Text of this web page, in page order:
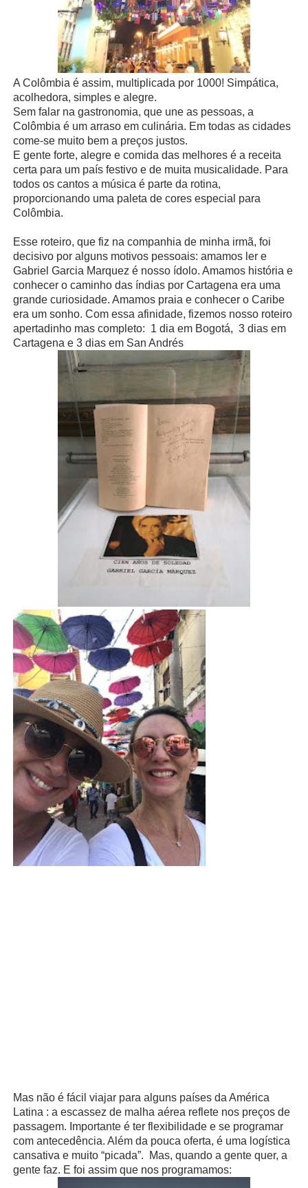
A Colômbia é assim, multiplicada por 1000! Simpática,
acolhedora, simples e alegre.
Sem falar na gastronomia, que une as pessoas, a
Colômbia é um arraso em culinária. Em todas as cidades
come-se muito bem a preços justos.
E gente forte, alegre e comida das melhores é a receita
certa para um país festivo e de muita musicalidade. Para
todos os cantos a música é parte da rotina,
proporcionando uma paleta de cores especial para
Colômbia.
Esse roteiro, que fiz na companhia de minha irmã, foi
decisivo por alguns motivos pessoais: amamos ler e
Gabriel Garcia Marquez é nosso ídolo. Amamos história e
conhecer o caminho das índias por Cartagena era uma
grande curiosidade. Amamos praia e conhecer o Caribe
era um sonho. Com essa afinidade, fizemos nosso roteiro
apertadinho mas completo: 1 dia em Bogotá, 3 dias em
Cartagena e 3 dias em San Andrés
Mas não é fácil viajar para alguns países da América
Latina : a escassez de malha aérea reflete nos preços de
passagem. Importante é ter flexibilidade e se programar
com antecedência. Além da pouca oferta, é uma logística
cansativa e muito “picada”. Mas, quando a gente quer, a
gente faz. E foi assim que nos programamos: